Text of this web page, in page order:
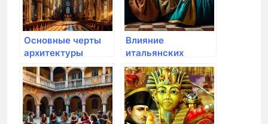
Основные черты
архитектуры
Возрождения
Влияние
итальянских
художников на
эпоху
Возрождения